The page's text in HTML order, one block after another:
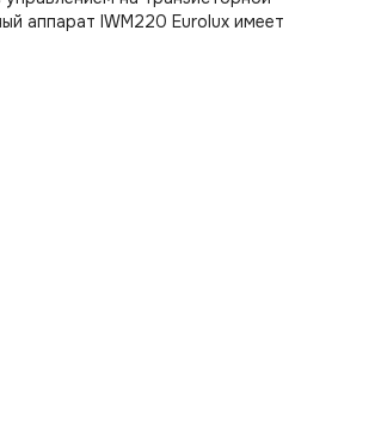
аппарат IWM220 Eurolux имеет